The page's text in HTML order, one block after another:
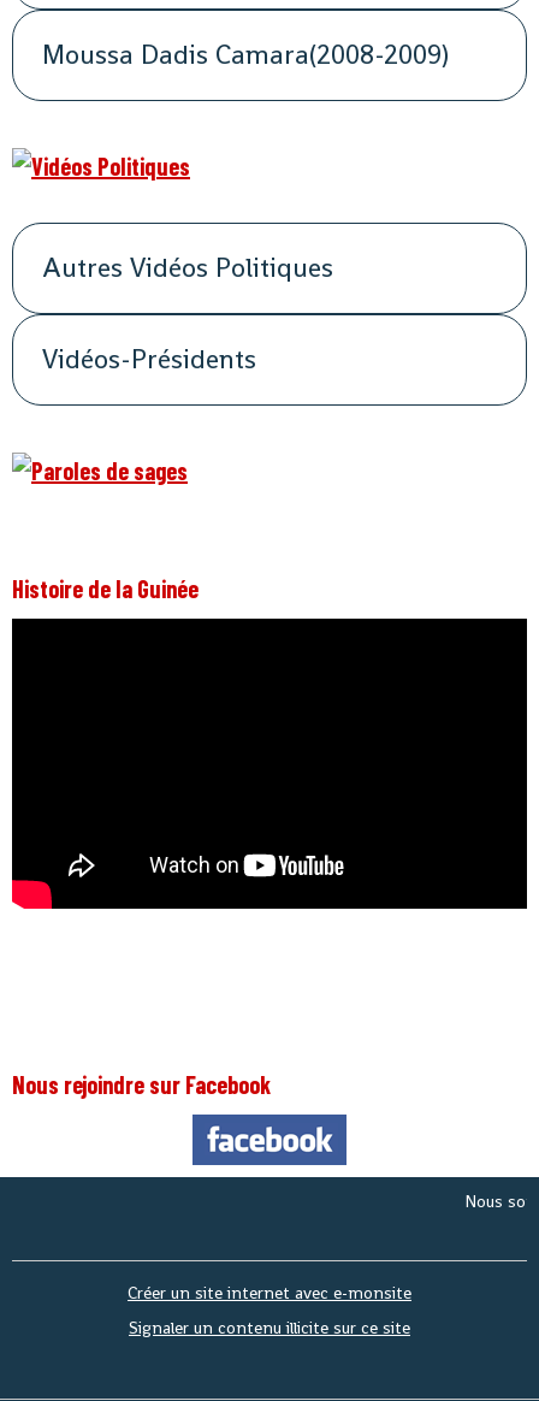
Moussa Dadis Camara(2008-2009)
Autres Vidéos Politiques
Vidéos-Présidents
Histoire de la Guinée
Nous rejoindre sur Facebook
Nous
Créer un site internet avec e-monsite
Signaler un contenu illicite sur ce site